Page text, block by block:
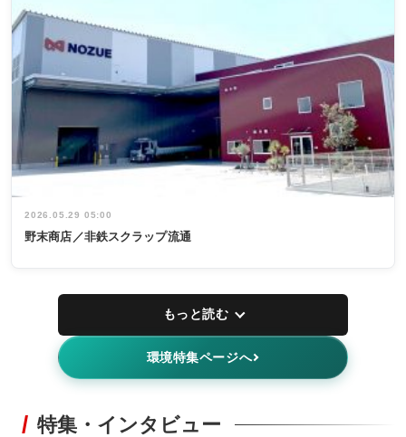
2026.05.29 05:00
野末商店／非鉄スクラップ流通
もっと読む
環境特集ページへ
特集・インタビュー